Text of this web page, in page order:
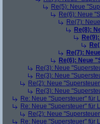
Re(5): Neue
Re(6): Neue
Re(7):
Re(8):
Re(7):
Re(6): Neue
Re(3): Neue
Re(3): Neue
Re(2): Neue
Re(3): Neue
Re: Neue "Supersteuer" für
Re: Neue "Supersteuer" für
Re(2): Neue
Re: Neue "Supersteuer" für